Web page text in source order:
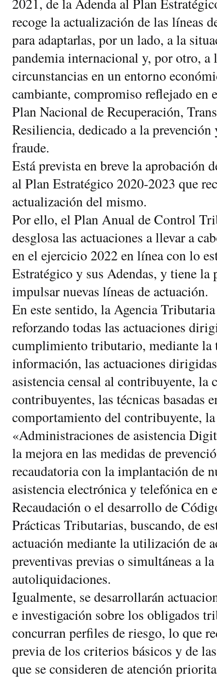
2021, de la Adenda al Plan
recoge la actualización de las líneas
para adaptarlas, por un lado, a la
pandemia internacional y, por otro, a
circunstancias en un entorno
cambiante, compromiso reflejado en
Plan Nacional de Recuperación,
Resiliencia, dedicado a la
fraude.
Está prevista en breve la aprobación
al Plan Estratégico 2020-2023 que
actualización del mismo.
Por ello, el Plan Anual de Control
desglosa las actuaciones a llevar a
en el ejercicio 2022 en línea con lo
Estratégico y sus Adendas, y tiene la
impulsar nuevas líneas de actuación.
En este sentido, la Agencia
reforzando todas las actuaciones
cumplimiento tributario, mediante la
información, las actuaciones
asistencia censal al contribuyente, la
contribuyentes, las técnicas basadas
comportamiento del contribuyente,
«Administraciones de asistencia
la mejora en las medidas de
recaudatoria con la implantación de
asistencia electrónica y telefónica en
Recaudación o el desarrollo de
Prácticas Tributarias, buscando, de
actuación mediante la utilización de
preventivas previas o simultáneas a
autoliquidaciones.
Igualmente, se desarrollarán
e investigación sobre los obligados
concurran perfiles de riesgo, lo que
previa de los criterios básicos y de
que se consideren de atención